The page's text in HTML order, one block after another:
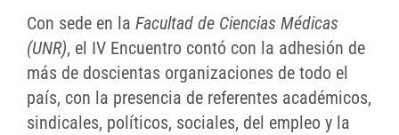
Con sede en la Facultad de Ciencias Médicas
(UNR), el IV Encuentro contó con la adhesión de
más de doscientas organizaciones de todo el
país, con la presencia de referentes académicos,
sindicales, políticos, sociales, del empleo y la